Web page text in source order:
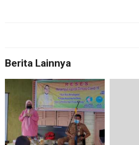
Berita Lainnya